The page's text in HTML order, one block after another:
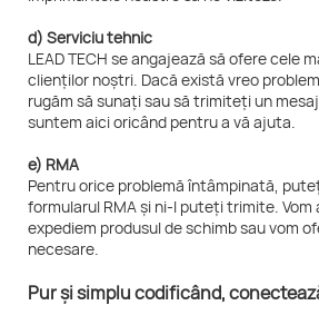
d) Serviciu tehnic
LEAD TECH se angajează să ofere cele
clienților noștri. Dacă există vreo
rugăm să sunați sau să trimiteți un
suntem aici oricând pentru a vă ajuta.
e) RMA
Pentru orice problemă întâmpinată,
formularul RMA și ni-l puteți trimite. Vom
expediem produsul de schimb sau vom
necesare.
Pur și simplu codificând,